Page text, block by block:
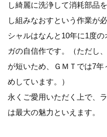
し綺麗に洗浄して消耗部品
し組みなおすという作業が
シャルはなんと10年に1度
ガの自信作です。（ただし
が短いため、ＧＭＴでは7
めしています。）
永くご愛用いただく上で、
は最大の魅力といえます。